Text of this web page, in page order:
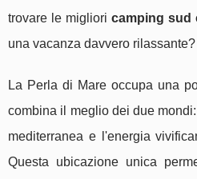
trovare le migliori camping sud
una vacanza davvero rilassante?
La Perla di Mare occupa una
combina il meglio dei due
mediterranea e l'energia
Questa ubicazione unica